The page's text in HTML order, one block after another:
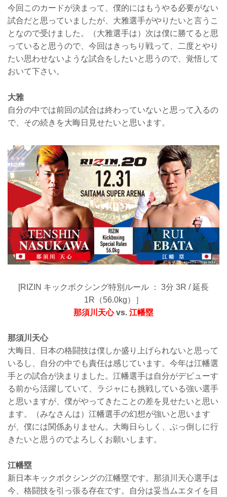
今回このカードが決まって、僕的にはもうやる必要がない
試合だと思っていましたが、大雅選手がやりたいと言うこ
となので受けました。（大雅選手は）次は僕に勝てると思
っていると思うので、今回はきっちり戦って、二度とやり
たい思わせないような試合をしたいと思うので、覚悟して
おいて下さい。
大雅
自分の中では前回の試合は終わっていないと思って入るの
で、その続きを大晦日見せたいと思います。
[RIZIN キックボクシング特別ルール ： 3分 3R / 延長
1R（56.0kg）］
那須川天心vs. 江幡塁
那須川天心
大晦日、日本の格闘技は僕しか盛り上げられないと思って
いるし、自分の中でも責任は感じています。今年は江幡選
手との試合が決まりました。江幡選手は自分がデビューす
る前から活躍していて、ラジャにも挑戦している強い選手
と思いますが、僕がやってきたことの差を見せたいと思い
ます。（みなさんは）江幡選手の幻想が強いと思います
が、僕には関係ありません。大晦日らしく、ぶっ倒しに行
きたいと思うのでよろしくお願いします。
江幡塁
新日本キックボクシングの江幡塁です。那須川天心選手は
今、格闘技を引っ張る存在です。自分は妥当ムエタイを目